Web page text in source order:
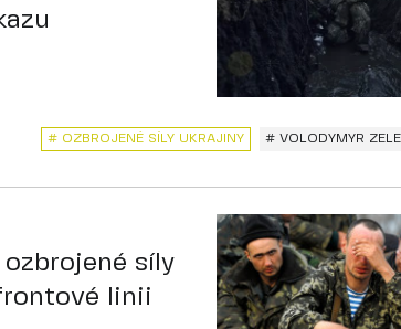
# VOLODYMYR
# OZBROJENÉ SÍLY UKRAJINY
ozbrojené síly
linii